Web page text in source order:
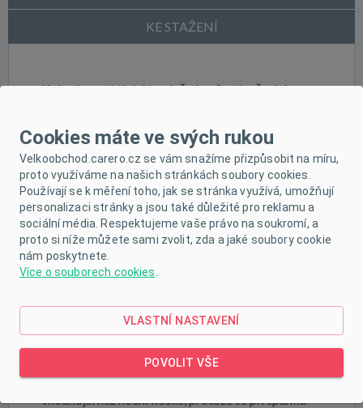
KE STAŽENÍ
Krásné a praktické bavlněné pyžamko české
dětským motivem se skládá z trička s dlouhým
rukávem a kalhot. Bavlněné tričko je velmi
pohodlné už jen tím, že je vyrobeno z kvalitní
bavlny, bez zapínání, s jemným lemem okolo krčku.
Lem nesmí tlačit, obepínat a tričko se musí snadno
oblékat přes hlavičku. Kalhoty mají na nohavičkách
netlačí. Použití kvalitních materiálů a příjemný střih
zaručují maximální pohodlí, tvarovou stálost a
jednoduchou údržbu. Pro děti je pyžamo mnohem
vhodnější než noční košile, protože se při spánku
Cookies máte ve svých rukou
Velkoobchod.carero.cz se vám snažíme přizpůsobit na míru,
proto využíváme na našich stránkách soubory cookies.
Používají se k měření toho, jak se stránka využívá, umožňují
personalizaci stránky a jsou také důležité pro reklamu a
sociální média. Respektujeme vaše právo na soukromí, a
proto si níže můžete sami zvolit, zda a jaké soubory cookie
nám poskytnete.
Více o souborech cookies
VLASTNÍ NASTAVENÍ
POVOLIT VŠE